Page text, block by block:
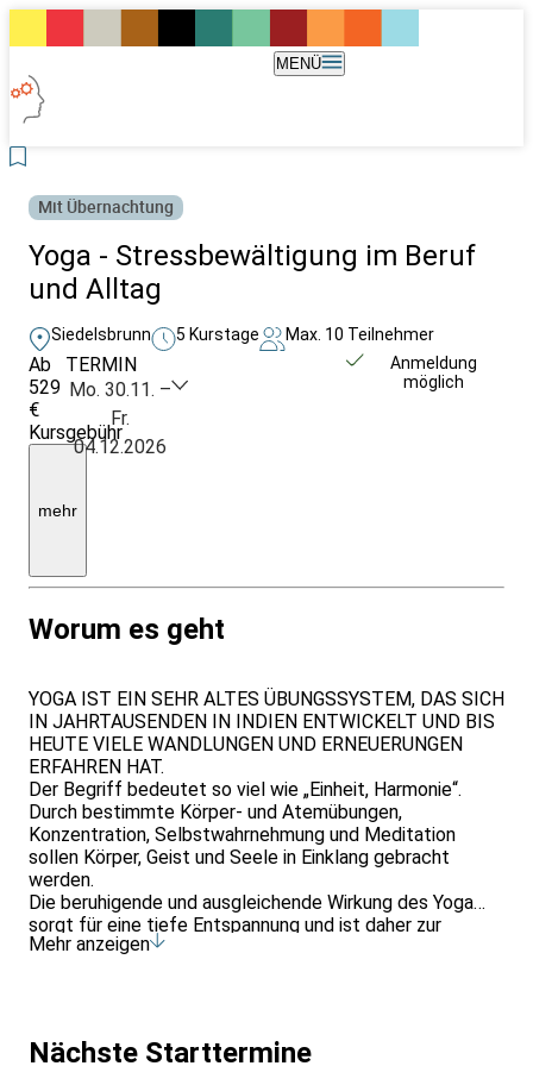
MENÜ
Mit Übernachtung
Yoga - Stressbewältigung im Beruf
und Alltag
Siedelsbrunn 5 Kurstage Max. 10 Teilnehmer
Ab
529
€
Kursgebühr
Ü/V
Buchung
mehr
TERMIN
Mo. 30.11. –
Fr.
04.12.2026
Anmeldung
möglich
Worum es geht
YOGA IST EIN SEHR ALTES ÜBUNGSSYSTEM, DAS SICH
IN JAHRTAUSENDEN IN INDIEN ENTWICKELT UND BIS
HEUTE VIELE WANDLUNGEN UND ERNEUERUNGEN
ERFAHREN HAT.
Der Begriff bedeutet so viel wie „Einheit, Harmonie“.
Durch bestimmte Körper- und Atemübungen,
Konzentration, Selbstwahrnehmung und Meditation
sollen Körper, Geist und Seele in Einklang gebracht
werden.
Die beruhigende und ausgleichende Wirkung des Yoga
sorgt für eine tiefe Entspannung und ist daher zur
Stressbewältigung nachhaltig geeignet.
toleranten Weltsicht und einem friedlichen Miteinander
leisten.
Mehr anzeigen
Nächste Starttermine